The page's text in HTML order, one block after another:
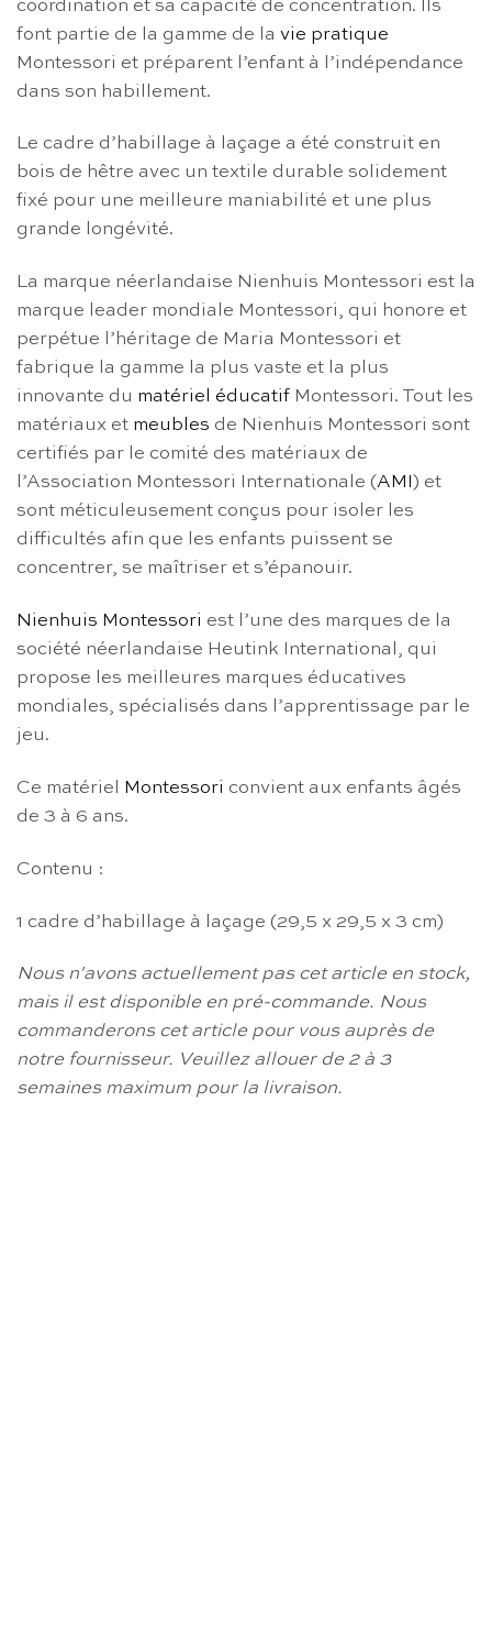
coordination et sa capacité de concentration. Ils
font partie de la gamme de la vie pratique
Montessori et préparent l’enfant à l’indépendance
dans son habillement.
Le cadre d’habillage à laçage a été construit en
bois de hêtre avec un textile durable solidement
fixé pour une meilleure maniabilité et une plus
grande longévité.
La marque néerlandaise Nienhuis Montessori est la
marque leader mondiale Montessori, qui honore et
perpétue l’héritage de Maria Montessori et
fabrique la gamme la plus vaste et la plus
innovante du matériel éducatif Montessori. Tout les
matériaux et meubles de Nienhuis Montessori sont
certifiés par le comité des matériaux de
l’Association Montessori Internationale (AMI ) et
sont méticuleusement conçus pour isoler les
difficultés afin que les enfants puissent se
concentrer, se maîtriser et s’épanouir.
Nienhuis Montessori est l’une des marques de la
société néerlandaise Heutink International, qui
propose les meilleures marques éducatives
mondiales, spécialisés dans l’apprentissage par le
jeu.
Ce matériel Montessori convient aux enfants âgés
de 3 à 6 ans.
Contenu :
1 cadre d’habillage à laçage (29,5 x 29,5 x 3 cm)
Nous n'avons actuellement pas cet article en stock,
mais il est disponible en pré-commande. Nous
commanderons cet article pour vous auprès de
notre fournisseur. Veuillez allouer de 2 à 3
semaines maximum pour la livraison.